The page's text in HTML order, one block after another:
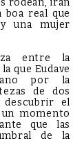
rodean, irán
boa real que
una mujer
entre la
que Eudave
por la
de dos
descubrir el
momento
que las
de la